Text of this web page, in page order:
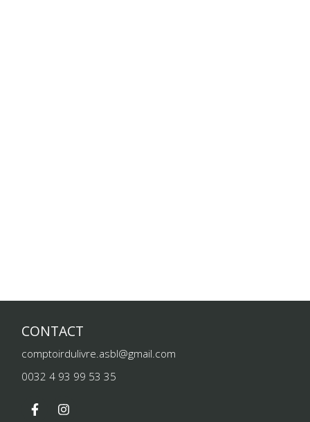
CONTACT
comptoirdulivre.asbl@gmail.com
0032 4 93 99 53 35